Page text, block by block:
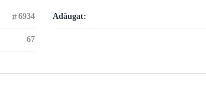
6934 Adăugat:
67